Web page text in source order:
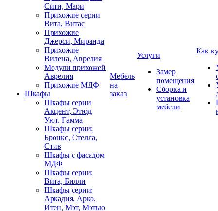
Сити, Мари
Прихожие серии
Вита, Витас
Прихожие
Джерси, Миранда
Прихожие
Вилена, Аврелия
Модули прихожей
Аврелия
Прихожие МДФ
Шкафы
Шкафы серии
Акцент, Этюд,
Уют, Гамма
Шкафы серии:
Бронкс, Стелла,
Стив
Шкафы с фасадом
МДФ
Шкафы серии:
Вита, Билли
Шкафы серии:
Аркадия, Арко,
Итен, Мэт, Мэтью
Мебель
на
заказ
Услуги
Замер
помещения
Сборка и
установка
мебели
Как